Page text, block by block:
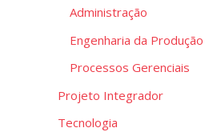
Administração
Engenharia da Produção
Processos Gerenciais
Projeto Integrador
Tecnologia